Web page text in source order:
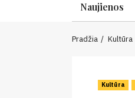
Naujienos
Pradžia Kultūra
Kultūra